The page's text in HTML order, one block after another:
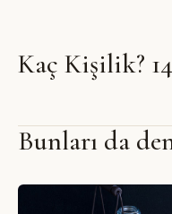
Kaç Kişilik?
Bunları da